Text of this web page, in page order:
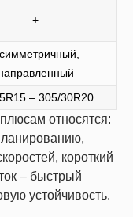
+
– 305/30R20
относятся:
короткий
– быстрый
устойчивость.